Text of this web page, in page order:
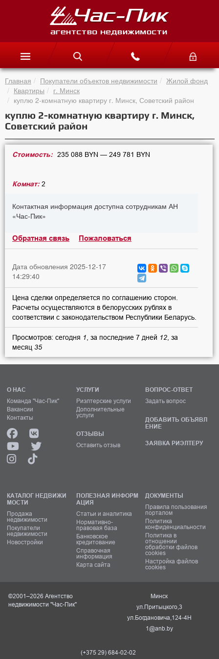
Главная Покупатели объектов недвижимости
Жилой фонд
Квартиры
г. Минск
куплю 2-комнатную квартиру г. Минск, Советский район
куплю 2-комнатную квартиру г. Минск,
Советский район
Стоимость: 235 088 BYN — 249 781 BYN
Комнат: 2
Контактная информация доступна сотрудникам АН
«Час-Пик»
Обратная связь Пожаловаться
Дата обновления 2025-12-17
14:29:40
Цена сделки определяется по соглашению сторон.
Расчеты осуществляются в белорусских рублях в
соответствии с законодательством Республики Беларусь.
Просмотров: сегодня 1 , за последние 7 дней 12 , за
месяц 35
О НАС
Команда "Час-Пик"
Вакансии
Контакты
УСЛУГИ
Риэлтерские услуги
Дополнительные
услуги
ОТЗЫВЫ
Оставить отзыв
ВОПРОС-ОТВЕТ
Задать вопрос
ДОБАВИТЬ ОБЪЯВЛ
ЕНИЕ
ЗАЯВКА РИЭЛТЕРУ
КАТАЛОГ НЕДВИЖИ
МОСТИ
Продажа
недвижимости
Покупатели
недвижимости
Новостройки
ПОЛЕЗНАЯ ИНФОРМ
АЦИЯ
Статьи и аналитика
Нормативно-
правовая база
Банковское
кредитование
Справочная
информация
Карта сайта
ДОКУМЕНТЫ
Правила пользования
порталом
Политика
конфиденциальности
Политика в
отношении
обработки файлов
cookies
Настройка файлов
cookies
©2001–2026 Агентство
недвижимости "Час-Пик"
Минск
ул.Притыцкого,3
ул.Богдановича,124-4Н
1@anb.by
(+375 29) 684-02-02